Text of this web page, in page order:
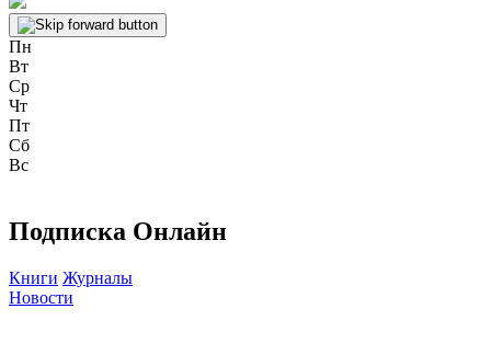
Пн
Вт
Ср
Чт
Пт
Сб
Вс
Подписка Онлайн
Книги Журналы
Новости